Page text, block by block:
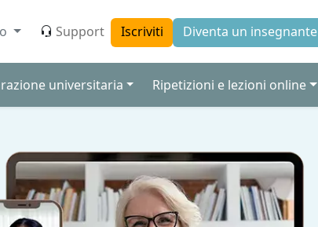
Support Iscriviti Diventa un insegnante
universitaria Ripetizioni e lezioni online